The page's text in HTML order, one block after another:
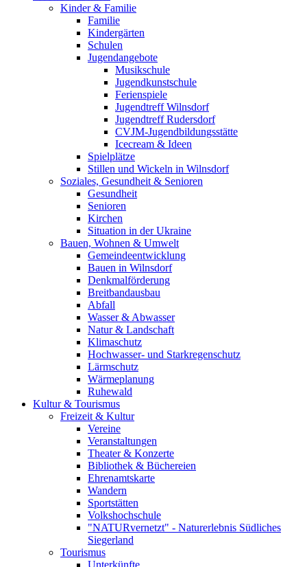
Kinder & Familie
Familie
Kindergärten
Schulen
Jugendangebote
Musikschule
Jugendkunstschule
Ferienspiele
Jugendtreff Wilnsdorf
Jugendtreff Rudersdorf
CVJM-Jugendbildungsstätte
Icecream & Ideen
Spielplätze
Stillen und Wickeln in Wilnsdorf
Soziales, Gesundheit & Senioren
Gesundheit
Senioren
Kirchen
Situation in der Ukraine
Bauen, Wohnen & Umwelt
Gemeindeentwicklung
Bauen in Wilnsdorf
Denkmalförderung
Breitbandausbau
Abfall
Wasser & Abwasser
Natur & Landschaft
Klimaschutz
Hochwasser- und Starkregenschutz
Lärmschutz
Wärmeplanung
Ruhewald
Kultur & Tourismus
Freizeit & Kultur
Vereine
Veranstaltungen
Theater & Konzerte
Bibliothek & Büchereien
Ehrenamtskarte
Wandern
Sportstätten
Volkshochschule
"NATURvernetzt" - Naturerlebnis Südliches
Siegerland
Tourismus
Unterkünfte